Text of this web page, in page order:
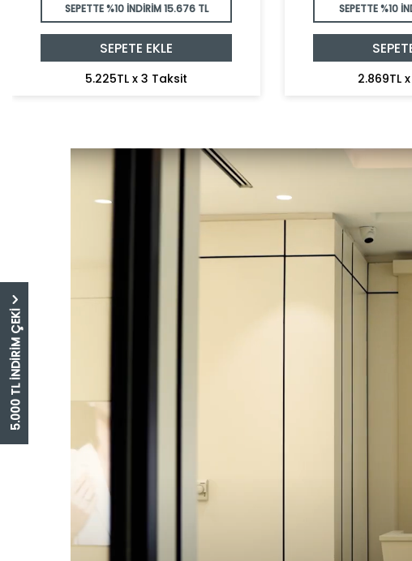
5.000 TL İNDİRİM ÇEKİ
SEPETTE %10 İNDİRİM15.676 TL
SEPETE EKLE
5.225TL x 3 Taksit
SEPETTE %10
2.869TL